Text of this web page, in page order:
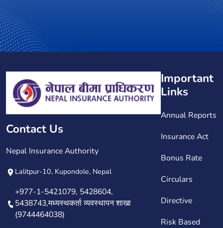
Contact Us
Nepal Insurance Authority
Lalitpur-10, Kupondole, Nepal
+977-1-5421079, 5428604,
5438743,मध्यस्थकर्ता व्यवस्थापन शाखा
(9744464038)
Important
Links
Annual Reports
Insurance Act
Bonus Rate
Circulars
Directive
Risk Based